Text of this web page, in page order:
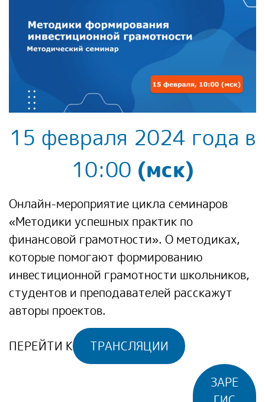
15 февраля 2024 года в
10:00 (мск)
Онлайн-мероприятие цикла семинаров
«Методики успешных практик по
финансовой грамотности». О методиках,
которые помогают формированию
инвестиционной грамотности школьников,
студентов и преподавателей расскажут
авторы проектов.
ПЕРЕЙТИ К ТРАНСЛЯЦИИ
ЗАРЕ